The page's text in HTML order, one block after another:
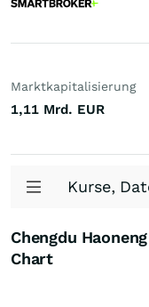
Marktkapitalisierung
1,11 Mrd. EUR
Kurse,
Chengdu
Chart